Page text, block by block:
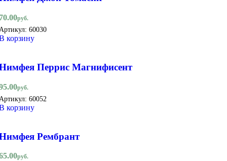
руб.
60030
корзину
Перрис Магнифисент
руб.
60052
корзину
Рембрант
руб.